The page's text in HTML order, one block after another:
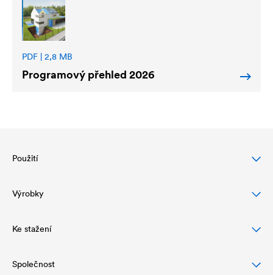
PDF | 2,8 MB
Programový přehled 2026
Použití
Ochrana šikmých střech
Ochrana a vzhled fasády
Ochrana a drenáž plochých střech
Výrobky
Fólie pro šikmé střechy
Parotěsné a vzduchotěsné zábrany
Ke stažení
Ke stažení
Společnost